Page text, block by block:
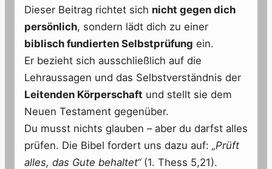
Dieser Beitrag richtet sich nicht gegen dich
persönlich, sondern lädt dich zu einer
biblisch fundierten Selbstprüfung ein.
Er bezieht sich ausschließlich auf die
Lehraussagen und das Selbstverständnis der
Leitenden Körperschaft und stellt sie dem
Neuen Testament gegenüber.
Du musst nichts glauben – aber du darfst alles
prüfen. Die Bibel fordert uns dazu auf: „Prüft
alles, das Gute behaltet“(1. Thess 5,21).